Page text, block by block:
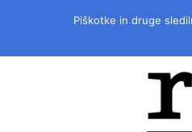
Piškotke in druge